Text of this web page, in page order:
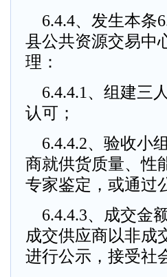
6.4.4、发生本条
县公共资源交易中
理：
6.4.4.1、组建三
认可；
6.4.4.2、验收小
商就供货质量、性
专家鉴定，或通过
6.4.4.3、成交金
成交供应商以非成
进行公示，接受社